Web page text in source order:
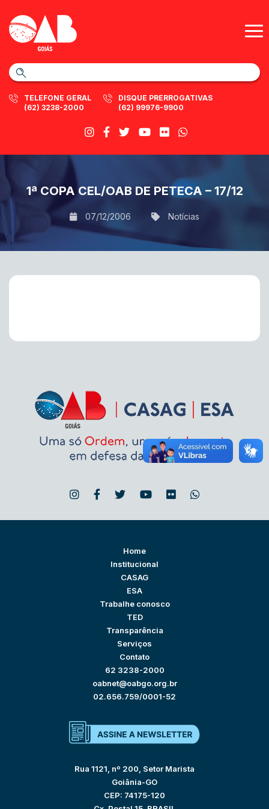
TELEFONE GERAL
(62) 3238-2000
DISQUE PRERROGATIVAS
(62) 99976-9900
1ª COPA CEL/OAB DE PETECA – 17/12
07/12/2006 Notícias
Home
Institucional
CASAG
ESA
Trabalhe conosco
TED
Transparência
Serviços
Contato
62 3238-2000
oabnet@oabgo.org.br
02.656.759/0001-52
Rua 1121, nº 200, Setor Marista
Goiânia-GO
CEP: 74175-120